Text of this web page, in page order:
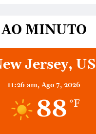
AO MINUTO
Jersey, US
11:26 am, Ago 7, 2026
88 °F